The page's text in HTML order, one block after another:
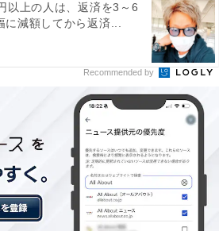
以上の人は、返済を3～6
に減額してから返済...
Recommended by